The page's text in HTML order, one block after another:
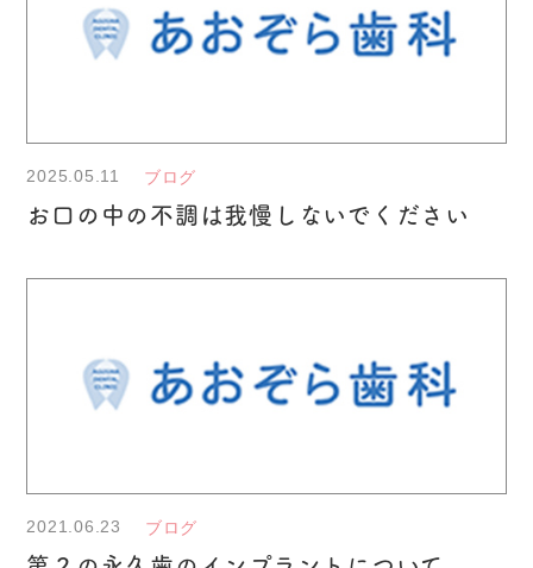
2025.05.11 ブログ
お口の中の不調は我慢しないでください
2021.06.23 ブログ